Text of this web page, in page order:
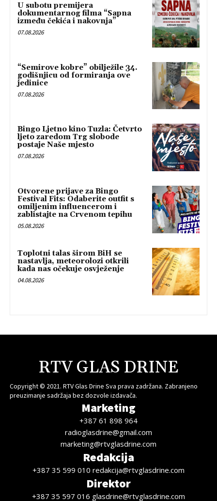
U subotu premijera
dokumentarnog filma “Sapna
između čekića i nakovnja”
07.08.2026
“Semirove kobre” obilježile 34.
godišnjicu od formiranja ove
jedinice
07.08.2026
Bingo Ljetno kino Tuzla: Četvrto
ljeto zaredom Trg slobode
postaje Naše mjesto
07.08.2026
Otvorene prijave za Bingo
Festival Fits: Odaberite outfit s
omiljenim influencerom i
zablistajte na Crvenom tepihu
05.08.2026
Toplotni talas širom BiH se
nastavlja, meteorolozi otkrili
kada nas očekuje osvježenje
04.08.2026
RTV GLAS DRINE
Copyright © 2021. RTV Glas Drine Sva prava zadržana. Zabranjeno
preuzimanje sadržaja bez dozvole izdavača.
Marketing
+387 61 898 964
radioglasdrine@gmail.com
marketing@rtvglasdrine.com
Redakcija
+387 35 599 010 redakcija@rtvglasdrine.com
Direktor
+387 35 597 016 glasdrine@rtvglasdrine.com